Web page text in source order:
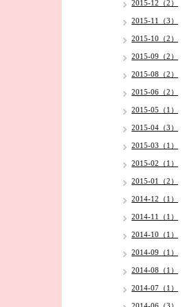
2015-12（2）
2015-11（3）
2015-10（2）
2015-09（2）
2015-08（2）
2015-06（2）
2015-05（1）
2015-04（3）
2015-03（1）
2015-02（1）
2015-01（2）
2014-12（1）
2014-11（1）
2014-10（1）
2014-09（1）
2014-08（1）
2014-07（1）